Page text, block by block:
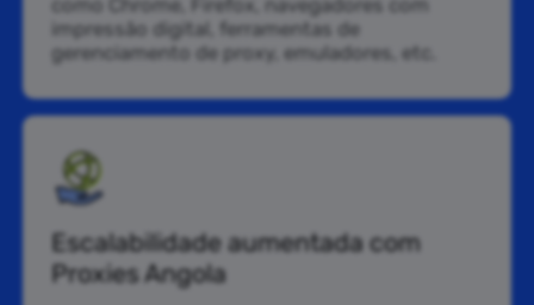
como Chrome, Firefox, navegadores com
impressão digital, ferramentas de
gerenciamento de proxy, emuladores, etc.
Escalabilidade aumentada com
Proxies Angola